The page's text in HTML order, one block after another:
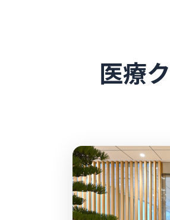
医療